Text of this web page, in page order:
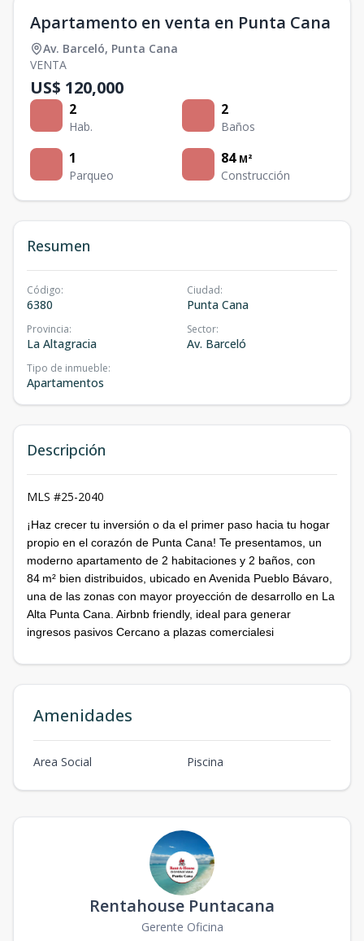
Apartamento en venta en Punta Cana
Av. Barceló, Punta Cana
VENTA
US$ 120,000
2
Hab.
2
Baños
1
Parqueo
84 M²
Construcción
Resumen
Código:
6380
Ciudad:
Punta Cana
Provincia:
La Altagracia
Sector:
Av. Barceló
Tipo de inmueble:
Apartamentos
Descripción
MLS #25-2040
¡Haz crecer tu inversión o da el primer paso hacia tu hogar
propio en el corazón de Punta Cana! Te presentamos, un
moderno apartamento de 2 habitaciones y 2 baños, con
84 m² bien distribuidos, ubicado en Avenida Pueblo Bávaro,
una de las zonas con mayor proyección de desarrollo en La
Alta Punta Cana. Airbnb friendly, ideal para generar
ingresos pasivos Cercano a plazas comercialesi
Amenidades
Area Social Piscina
Rentahouse Puntacana
Gerente Oficina